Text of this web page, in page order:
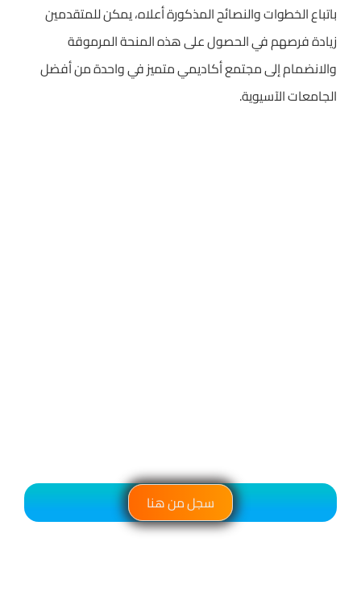
باتباع الخطوات والنصائح المذكورة أعلاه، يمكن للمتقدمين
زيادة فرصهم في الحصول على هذه المنحة المرموقة
والانضمام إلى مجتمع أكاديمي متميز في واحدة من أفضل
الجامعات الآسيوية.
سجل من هنا